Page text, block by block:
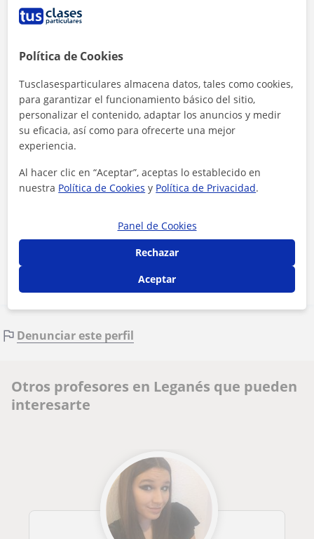
Contactar ahora
Denunciar este perfil
Otros profesores en Leganés que pueden
interesarte
Política de Cookies
Tusclasesparticulares almacena datos, tales como cookies,
para garantizar el funcionamiento básico del sitio,
personalizar el contenido, adaptar los anuncios y medir
su eficacia, así como para ofrecerte una mejor
experiencia.
Al hacer clic en “Aceptar”, aceptas lo establecido en
nuestra Política de Cookies y Política de Privacidad.
Panel de Cookies
Rechazar
Aceptar